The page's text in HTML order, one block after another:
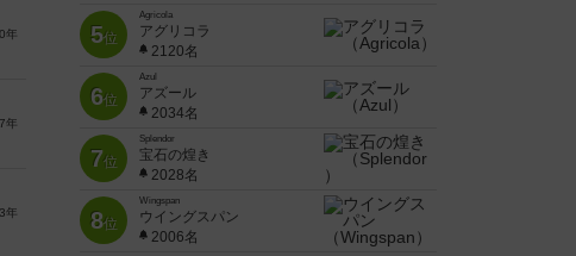
年
年
年
5位
Agricola
アグリコラ
2120名
6位
Azul
アズール
2034名
7位
Splendor
宝石の煌き
2028名
8位
Wingspan
ウイングスパン
2006名